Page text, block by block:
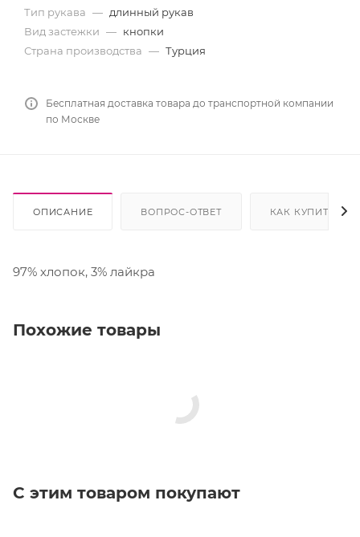
Тип рукава — длинный рукав
Вид застежки — кнопки
Страна производства — Турция
Бесплатная доставка товара до транспортной компании
по Москве
ОПИСАНИЕ ВОПРОС-ОТВЕТ КАК КУПИТЬ
97% хлопок, 3% лайкра
Похожие товары
С этим товаром покупают